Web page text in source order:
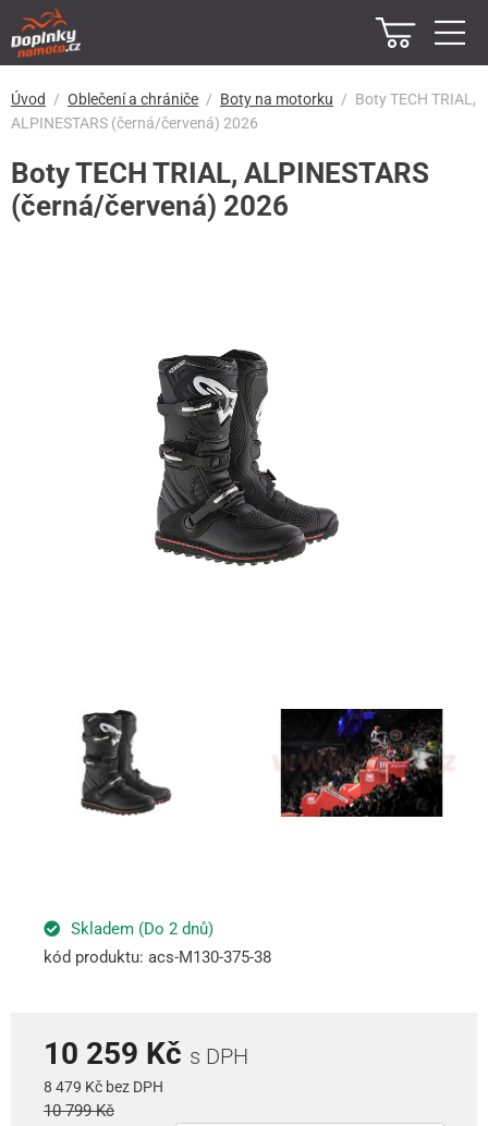
Úvod Oblečení a chrániče Boty na motorku
Boty TECH TRIAL,
ALPINESTARS (černá/červená) 2026
Boty TECH TRIAL, ALPINESTARS
(černá/červená) 2026
Skladem (Do 2 dnů)
kód produktu: acs-M130-375-38
10 259 Kč s DPH
8 479 Kč bez DPH
10 799 Kč